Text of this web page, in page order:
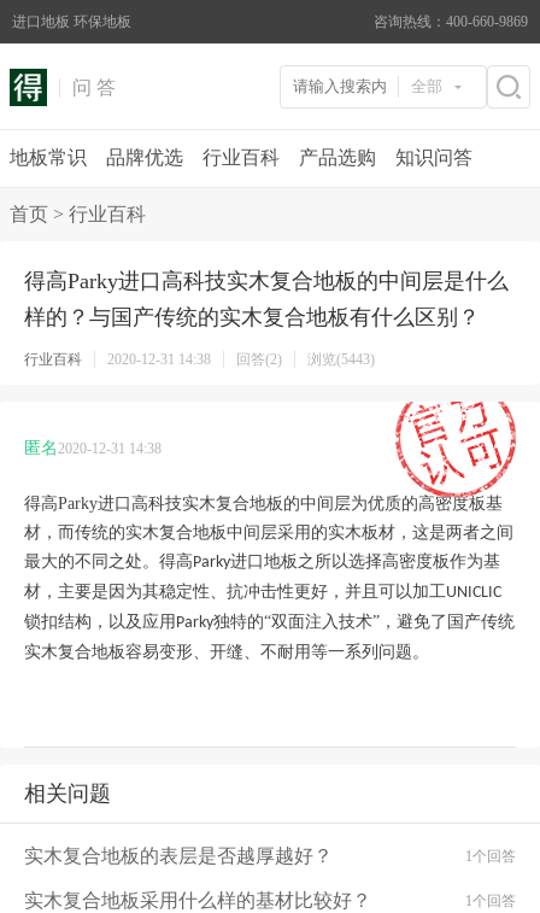
进口地板 环保地板 咨询热线：400-660-9869
问 答 全部
地板常识 品牌优选 行业百科 产品选购 知识问答
首页 > 行业百科
得高Parky进口高科技实木复合地板的中间层是什么
样的？与国产传统的实木复合地板有什么区别？
行业百科 2020-12-31 14:38 回答(2) 浏览(5443)
匿名2020-12-31 14:38
得高Parky进口高科技实木复合地板的中间层为优质的高密度板基
材，而传统的实木复合地板中间层采用的实木板材，这是两者之间
最大的不同之处。得高Parky进口地板之所以选择高密度板作为基
材，主要是因为其稳定性、抗冲击性更好，并且可以加工UNICLIC
锁扣结构，以及应用 Parky独特的“双面注入技术”，避免了国产传统
实木复合地板容易变形、开缝、不耐用等一系列问题。
相关问题
实木复合地板的表层是否越厚越好？ 1个回答
实木复合地板采用什么样的基材比较好？ 1个回答